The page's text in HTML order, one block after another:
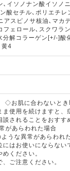
イソノナン酸イソノ
酸セチル､ポリエチレ
スピノサ核油､マカ
ェロール､スクワラ
分解コラーゲン[+/-]酸
黄4
◇お肌に合わないとき
使用を続けますと、
されることをおすす
があらわれた場合
うな異常があらわれ
はお使いにならない
ください。
ご注意ください。